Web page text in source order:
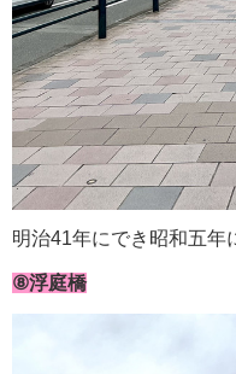
明治41年にでき昭和五年
⑧浮庭橋